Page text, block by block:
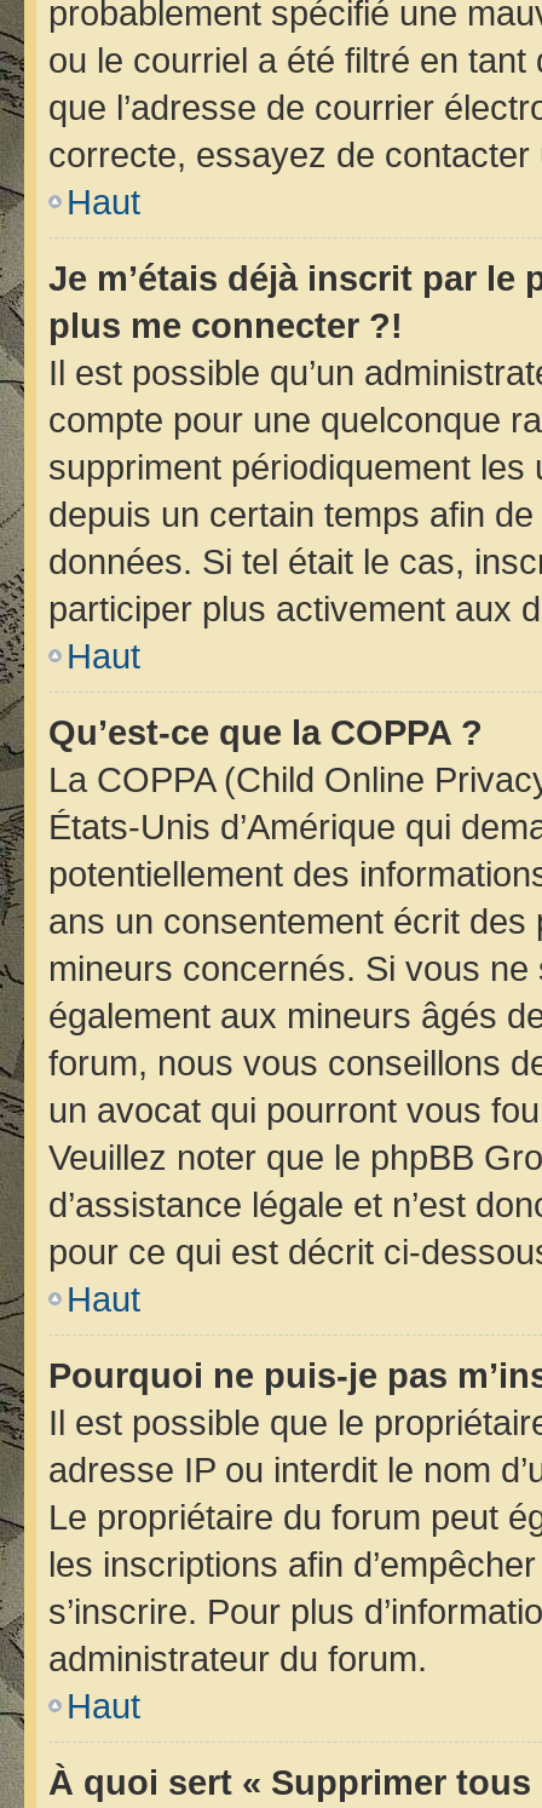
probablement spécifié une
ou le courriel a été filtré en
que l’adresse de courrier
correcte, essayez de contacter
Haut
Je m’étais déjà inscrit par le
plus me connecter ?!
Il est possible qu’un
compte pour une quelconque
suppriment périodiquement les
depuis un certain temps afin
données. Si tel était le cas,
participer plus activement aux
Haut
Qu’est-ce que la COPPA ?
La COPPA (Child Online
États-Unis d’Amérique qui
potentiellement des
ans un consentement écrit
mineurs concernés. Si vous ne
également aux mineurs âgés
forum, nous vous conseillons
un avocat qui pourront vous
Veuillez noter que le phpBB
d’assistance légale et n’est
pour ce qui est décrit ci-
Haut
Pourquoi ne puis-je pas
Il est possible que le
adresse IP ou interdit le nom
Le propriétaire du forum peut
les inscriptions afin
s’inscrire. Pour plus
administrateur du forum.
Haut
À quoi sert « Supprimer